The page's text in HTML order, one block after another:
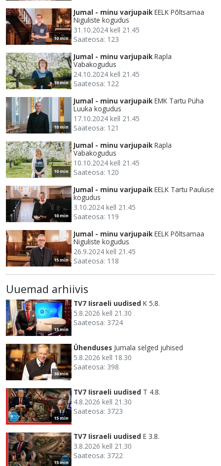
10 min
Jumal - minu varjupaik EELK Põltsamaa
Niguliste kogudus
31.10.2024 kell 21.45
Saateosa: 123
10 min
Jumal - minu varjupaik Rapla
Vabakogudus
24.10.2024 kell 21.45
Saateosa: 122
10 min
Jumal - minu varjupaik EMK Tartu Püha
Luuka kogudus
17.10.2024 kell 21.45
Saateosa: 121
10 min
Jumal - minu varjupaik Rapla
Vabakogudus
10.10.2024 kell 21.45
Saateosa: 120
10 min
Jumal - minu varjupaik EELK Tartu Pauluse
kogudus
3.10.2024 kell 21.45
Saateosa: 119
15 min
Jumal - minu varjupaik EELK Põltsamaa
Niguliste kogudus
26.9.2024 kell 21.45
Saateosa: 118
Uuemad arhiivis
15 min
TV7 Iisraeli uudised K 5.8.
5.8.2026 kell 21.30
Saateosa: 3724
30 min
Ühenduses Jumala selged juhised
5.8.2026 kell 18.30
Saateosa: 398
15 min
TV7 Iisraeli uudised T 4.8.
4.8.2026 kell 21.30
Saateosa: 3723
15 min
TV7 Iisraeli uudised E 3.8.
3.8.2026 kell 21.30
Saateosa: 3722